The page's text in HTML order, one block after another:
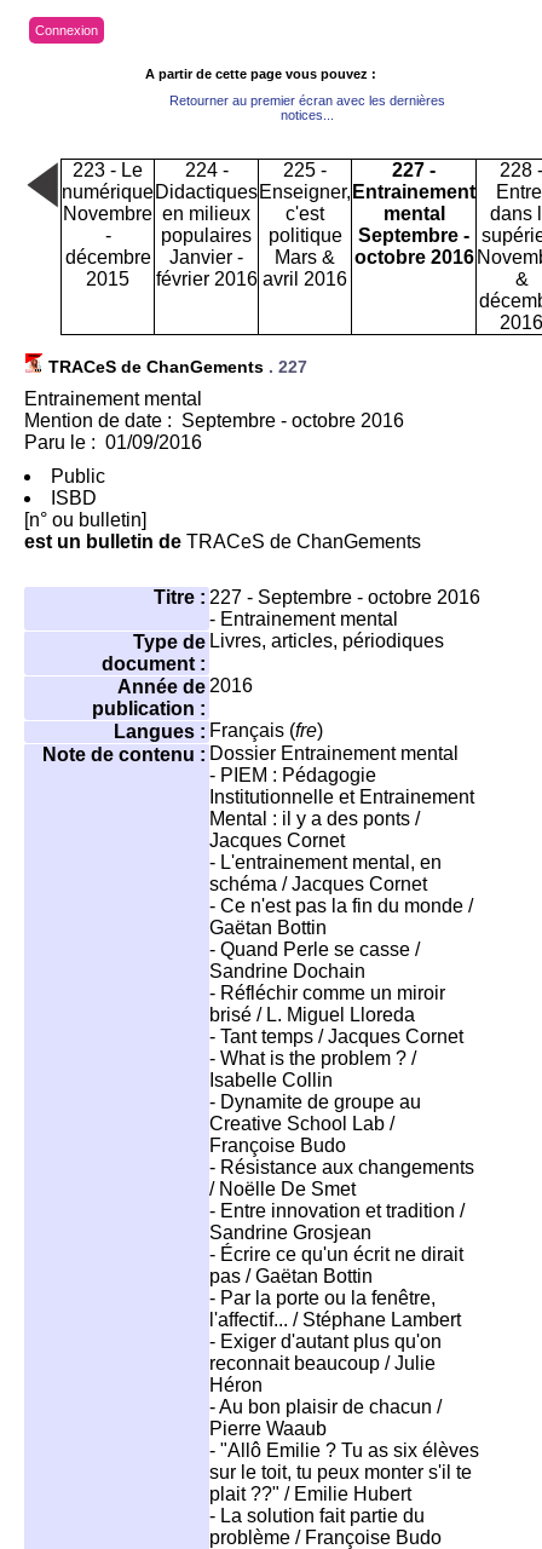
Connexion
A partir de cette page vous pouvez :
Retourner au premier écran avec les dernières
notices...
223 - Le
numérique
Novembre
-
décembre
2015
224 -
Didactiques
en milieux
populaires
Janvier -
février 2016
225 -
Enseigner,
c'est
politique
Mars &
avril 2016
227 -
Entrainement
mental
Septembre -
octobre 2016
228 -
dans
&
2016
TRACeS de ChanGements . 227
Entrainement mental
Mention de date : Septembre - octobre 2016
Paru le : 01/09/2016
Public
ISBD
[n° ou bulletin]
est un bulletin de TRACeS de ChanGements
Titre : 227 - Septembre - octobre 2016
- Entrainement mental
Type de
document :
Livres, articles, périodiques
Année de
publication :
2016
Langues : Français (fre)
Note de contenu : Dossier Entrainement mental
- PIEM : Pédagogie
Institutionnelle et Entrainement
Mental : il y a des ponts /
Jacques Cornet
- L'entrainement mental, en
schéma / Jacques Cornet
- Ce n'est pas la fin du monde /
Gaëtan Bottin
- Quand Perle se casse /
Sandrine Dochain
- Réfléchir comme un miroir
brisé / L. Miguel Lloreda
- Tant temps / Jacques Cornet
- What is the problem ? /
Isabelle Collin
- Dynamite de groupe au
Creative School Lab /
Françoise Budo
- Résistance aux changements
/ Noëlle De Smet
- Entre innovation et tradition /
Sandrine Grosjean
- Écrire ce qu'un écrit ne dirait
pas / Gaëtan Bottin
- Par la porte ou la fenêtre,
l'affectif... / Stéphane Lambert
- Exiger d'autant plus qu'on
reconnait beaucoup / Julie
Héron
- Au bon plaisir de chacun /
Pierre Waaub
- "Allô Emilie ? Tu as six élèves
sur le toit, tu peux monter s'il te
plait ??" / Emilie Hubert
- La solution fait partie du
problème / Françoise Budo